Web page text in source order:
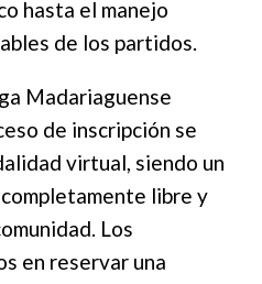
hasta el manejo
de los partidos.
Madariaguense
de inscripción se
virtual, siendo un
libre y
Los
en reservar una